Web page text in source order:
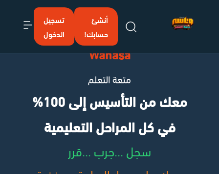
أنشئ
حسابك!
تسجيل
الدخول
Wanasa
متعة التعلم
معك من التأسيس إلى 100%
في كل المراحل التعليمية
سجل ...جرب ...قرر